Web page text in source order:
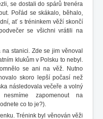
se dostali do spárů trenéra
Pořád se skákalo, běhalo,
ať s tréninkem věží skončí
se všichni vrátili na
stanici. Zde se jim věnoval
klukům v Polsku to nebyl.
se ani na věž. Nutno
skoro lepší počasí než
následovala večeře a volný
zapomenout na
co to je?).
Trénink byl věnován věži